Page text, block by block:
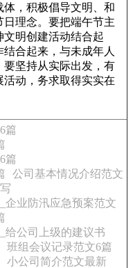
，积极倡导文明、和
理念。要把端午节主
明创建活动结合起
合起来，与未成年人
要坚持从实际出发，有
动，务求取得实实在
篇
篇
公司基本情况介绍范文
企业防汛应急预案范文
给公司上级的建议书
班组会议记录范文6篇
小公司简介范文最新